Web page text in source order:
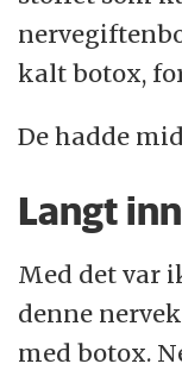
kalt botox,
De hadde
Langt
Med det var
denne
med botox.